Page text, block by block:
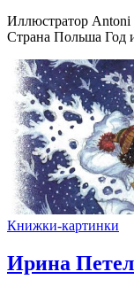
Иллюстратор Antoni
Страна Польша Год
Книжки-картинки
Ирина